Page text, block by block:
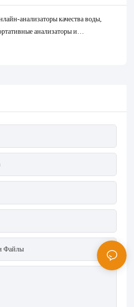
анализаторы качества воды,
анализаторы и
Файлы